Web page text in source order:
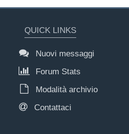
QUICK LINKS
Nuovi messaggi
Forum Stats
Modalità archivio
Contattaci